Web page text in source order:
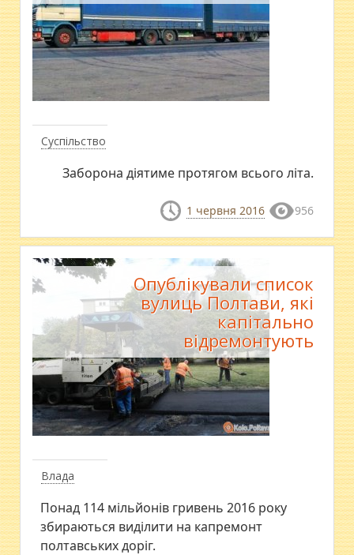
Суспільство
Заборона діятиме протягом всього літа.
1 червня 2016 956
Влада
Опублікували список
вулиць Полтави, які
капітально
відремонтують
Понад 114 мільйонів гривень 2016 року
збираються виділити на капремонт
полтавських доріг.